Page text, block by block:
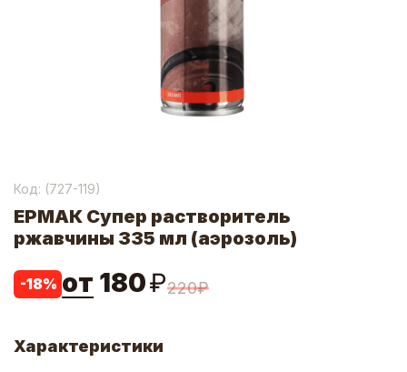
Код: (727-119)
ЕРМАК Супер растворитель
ржавчины 335 мл (аэрозоль)
-18% от 180₽220₽
Характеристики